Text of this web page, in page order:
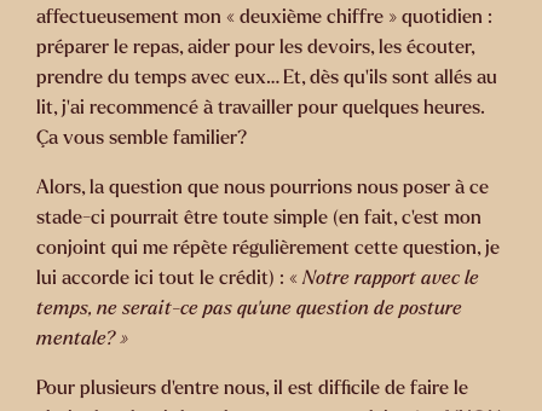
affectueusement mon « deuxième chiffre » quotidien :
préparer le repas, aider pour les devoirs, les écouter,
prendre du temps avec eux… Et, dès qu’ils sont allés au
lit, j’ai recommencé à travailler pour quelques heures.
Ça vous semble familier?
Alors, la question que nous pourrions nous poser à ce
stade-ci pourrait être toute simple (en fait, c’est mon
conjoint qui me répète régulièrement cette question, je
lui accorde ici tout le crédit) : « Notre rapport avec le
temps, ne serait-ce pas qu’une question de posture
mentale? »
Pour plusieurs d’entre nous, il est difficile de faire le